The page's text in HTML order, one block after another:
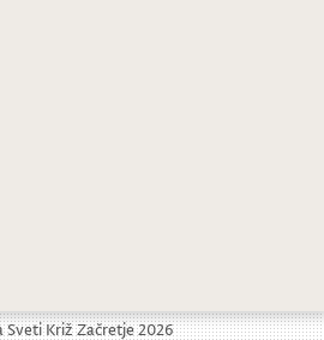
Križ Začretje 2026